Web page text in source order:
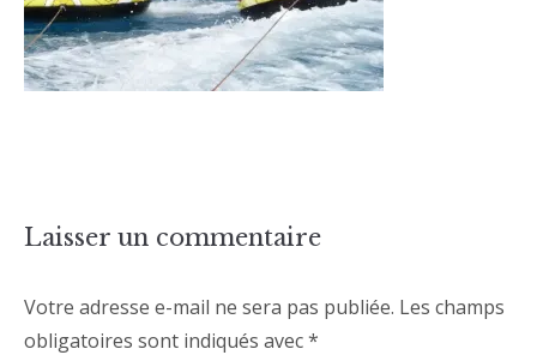
Laisser un commentaire
Votre adresse e-mail ne sera pas publiée. Les champs
obligatoires sont indiqués avec*